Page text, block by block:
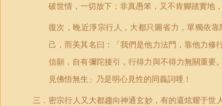
破世情，一切放下；非真愚笨，又不肯腳踏實地
復次，晚近淨宗行人，大都只圖省力，單獨依
己，而美其名曰：「我們是他力法門，靠他力
信願，自有彌陀接引，行得力與不得力無關重
見佛悟無生」乃是明心見性的同義詞哩！
三．密宗行人又大都趨向神通玄妙，有的還炫耀于